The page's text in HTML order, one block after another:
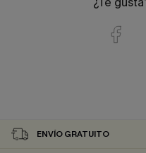
ENVÍO GRATUITO